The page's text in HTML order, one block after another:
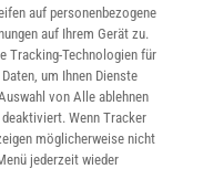
auf personenbezogene
auf Ihrem Gerät zu.
Tracking-Technologien für
um Ihnen Dienste
von Alle ablehnen
Wenn Tracker
möglicherweise nicht
jederzeit wieder